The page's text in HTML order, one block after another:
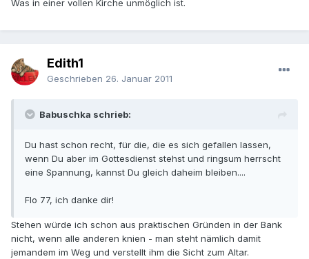
Was in einer vollen Kirche unmöglich ist.
Edith1
Geschrieben 26. Januar 2011
Babuschka schrieb:
Du hast schon recht, für die, die es sich gefallen lassen,
wenn Du aber im Gottesdienst stehst und ringsum herrscht
eine Spannung, kannst Du gleich daheim bleiben....
Flo 77, ich danke dir!
Stehen würde ich schon aus praktischen Gründen in der Bank
nicht, wenn alle anderen knien - man steht nämlich damit
jemandem im Weg und verstellt ihm die Sicht zum Altar.